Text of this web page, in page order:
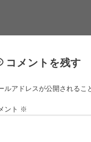
コメントを残す
ルアドレスが公開されるこ
ント ※